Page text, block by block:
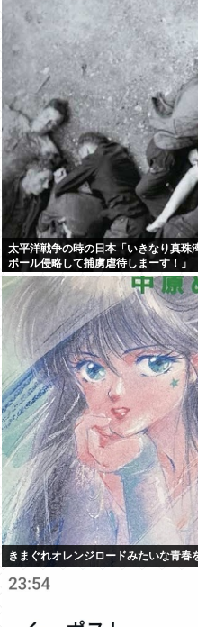
太平洋戦争の時の日本「いきなり真珠
ポール侵略して捕虜虐待しまーす！」
きまぐれオレンジロードみたいな青春